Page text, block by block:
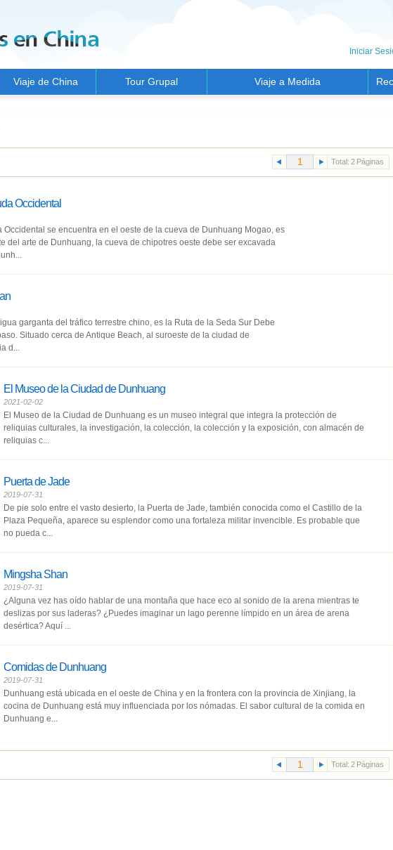
Iniciar
Viaje de China Tour Grupal Viaje a Medida
Total: 2 Páginas
Occidental
Occidental se encuentra en el oeste de la cueva de Dunhuang Mogao, es
del arte de Dunhuang, la cueva de chipotres oeste debe ser excavada
garganta del tráfico terrestre chino, es la Ruta de la Seda Sur Debe
Situado cerca de Antique Beach, al suroeste de la ciudad de
d...
El Museo de la Ciudad de Dunhuang
2021-02-02
El Museo de la Ciudad de Dunhuang es un museo integral que integra la protección de
reliquias culturales, la investigación, la colección, la colección y la exposición, con almacén de
reliquias c...
Puerta de Jade
2019-07-31
De pie solo entre el vasto desierto, la Puerta de Jade, también conocida como el Castillo de la
Plaza Pequeña, aparece su esplendor como una fortaleza militar invencible. Es probable que
no pueda c...
Mingsha Shan
2019-07-31
¿Alguna vez has oído hablar de una montaña que hace eco al sonido de la arena mientras te
deslizas por sus laderas? ¿Puedes imaginar un lago perenne límpido en un área de arena
desértica? Aquí ...
Comidas de Dunhuang
2019-07-31
Dunhuang está ubicada en el oeste de China y en la frontera con la provincia de Xinjiang, la
cocina de Dunhuang está muy influenciada por los nómadas. El sabor cultural de la comida en
Dunhuang e...
Total: 2 Páginas